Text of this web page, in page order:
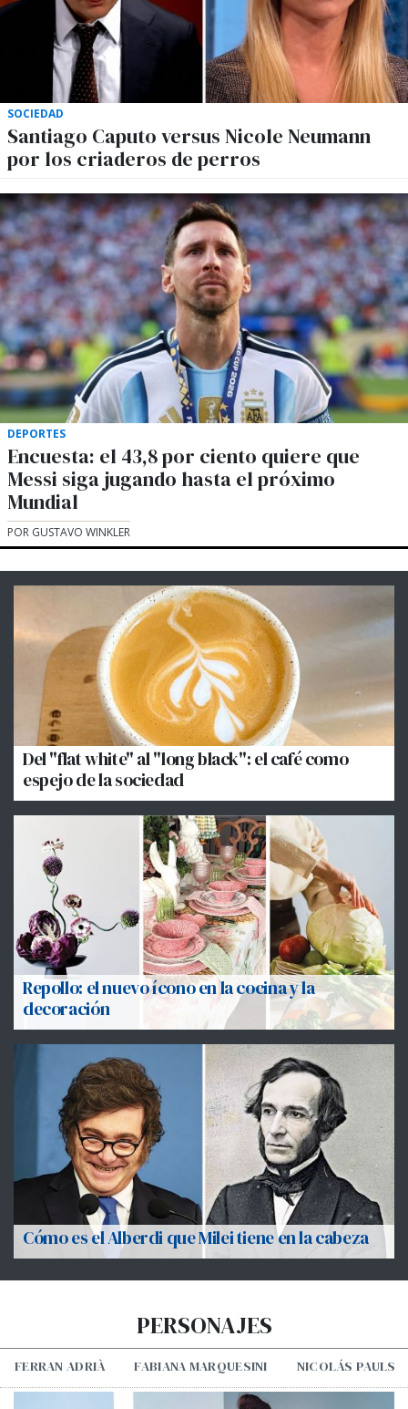
SOCIEDAD
Santiago Caputo versus Nicole Neumann
por los criaderos de perros
DEPORTES
Encuesta: el 43,8 por ciento quiere que
Messi siga jugando hasta el próximo
Mundial
POR GUSTAVO WINKLER
Repollo: el nuevo ícono en la cocina y la
decoración
Del "flat white" al "long black": el café como
espejo de la sociedad
Cómo es el Alberdi que Milei tiene en la cabeza
PERSONAJES
FERRAN ADRIÀ FABIANA MARQUESINI NICOLÁS PAULS